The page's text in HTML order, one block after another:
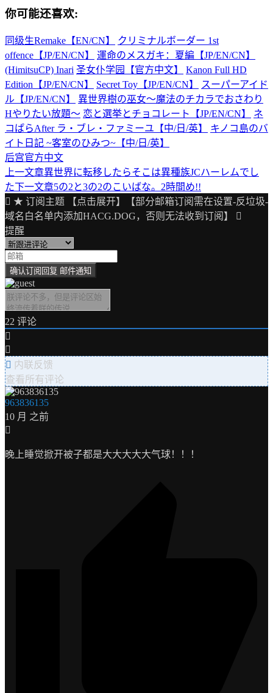
你可能还喜欢:
同级生Remake【EN/CN】
クリミナルボーダー 1st
offence【JP/EN/CN】
運命のメスガキ：夏編【JP/EN/CN】
(HimitsuCP) Inari 圣女仆学园【官方中文】
Kanon Full HD
Edition【JP/EN/CN】
Secret Toy【JP/EN/CN】
スーパーアイド
ル【JP/EN/CN】
異世界樹の巫女～魔法のチカラでおさわり
Hやりたい放題～ 恋と選挙とチョコレート【JP/EN/CN】
ネ
コぱらAfter ラ・ブレ・ファミーユ【中/日/英】
キノコ島のバ
イト日記 ~客室のひみつ~【中/日/英】
后宫官方中文
文
章
导
航
上一文章異世界に転移したらそこは異種族JCハーレムでし
た下一文章5の2と3の2のこいばな。2時間め!!
★ 订阅主题 【点击展开】【部分邮箱订阅需在设置-反垃圾-
域名白名单内添加HACG.DOG，否则无法收到订阅】
提醒
22 评论
内联反馈
查看所有评论
963836135
10 月 之前
晚上睡觉掀开被子都是大大大大大气球！！！